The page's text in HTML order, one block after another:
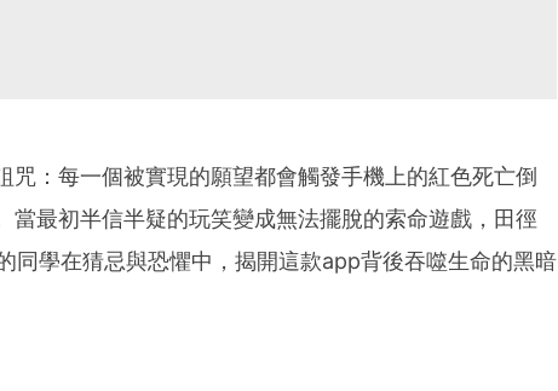
咒：每一個被實現的願望都會觸發手機上的紅色死亡倒
當最初半信半疑的玩笑變成無法擺脫的索命遊戲，田徑
同學在猜忌與恐懼中，揭開這款app背後吞噬生命的黑暗